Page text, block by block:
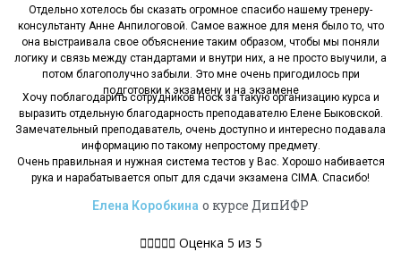
Отдельно хотелось бы сказать огромное спасибо нашему тренеру-
консультанту Анне Анпилоговой. Самое важное для меня было то, что
она выстраивала свое объяснение таким образом, чтобы мы поняли
логику и связь между стандартами и внутри них, а не просто выучили, а
потом благополучно забыли. Это мне очень пригодилось при
подготовки к экзамену и на экзамене
Хочу поблагодарить сотрудников Hock за такую организацию курса и
выразить отдельную благодарность преподавателю Елене Быковской.
Замечательный преподаватель, очень доступно и интересно подавала
информацию по такому непростому предмету.
Очень правильная и нужная система тестов у Вас. Хорошо набивается
рука и нарабатывается опыт для сдачи экзамена CIMA. Спасибо!
Елена Коробкина о курсе ДипИФР
 Оценка 5 из 5